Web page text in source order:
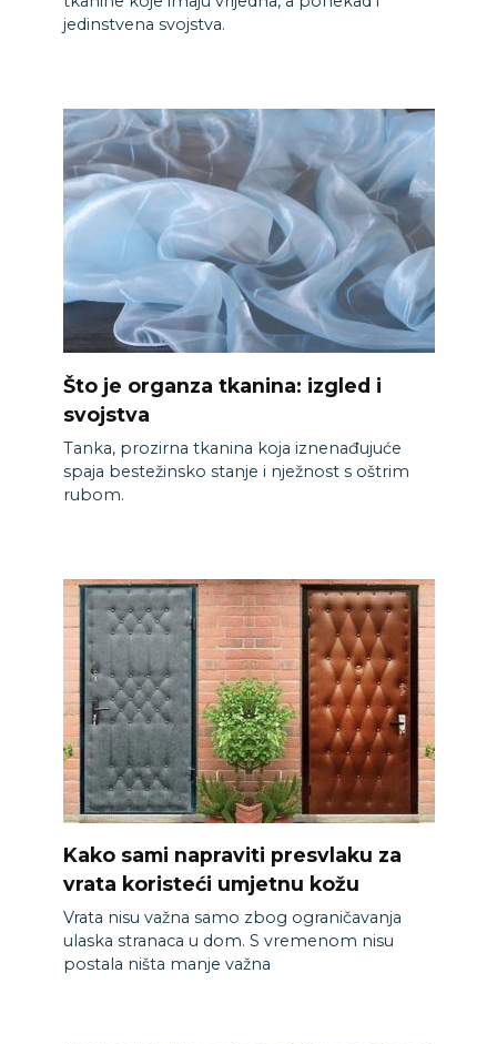
jedinstvena svojstva.
Što je organza tkanina: izgled i
svojstva
Tanka, prozirna tkanina koja iznenađujuće
spaja bestežinsko stanje i nježnost s oštrim
rubom.
Kako sami napraviti presvlaku za
vrata koristeći umjetnu kožu
Vrata nisu važna samo zbog ograničavanja
ulaska stranaca u dom. S vremenom nisu
postala ništa manje važna